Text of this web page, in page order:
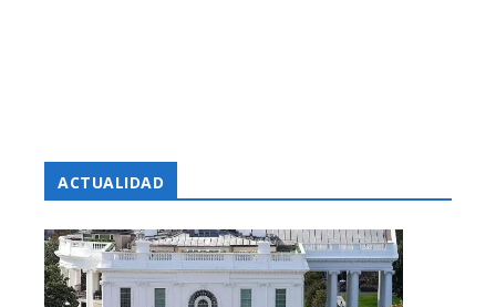
ACTUALIDAD